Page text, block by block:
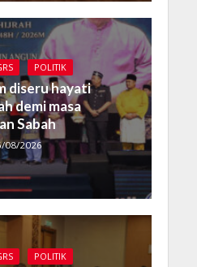
POLITIK
diseru hayati
demi masa
Sabah
08/2026
POLITIK